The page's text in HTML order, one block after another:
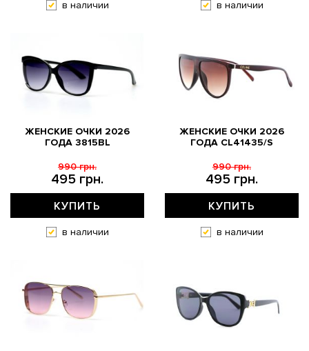
в наличии в наличии
ЖЕНСКИЕ ОЧКИ 2026
ГОДА 3815BL
495 грн.
990 грн.
КУПИТЬ
в наличии
ЖЕНСКИЕ ОЧКИ 2026
ГОДА CL41435/S
495 грн.
990 грн.
КУПИТЬ
в наличии